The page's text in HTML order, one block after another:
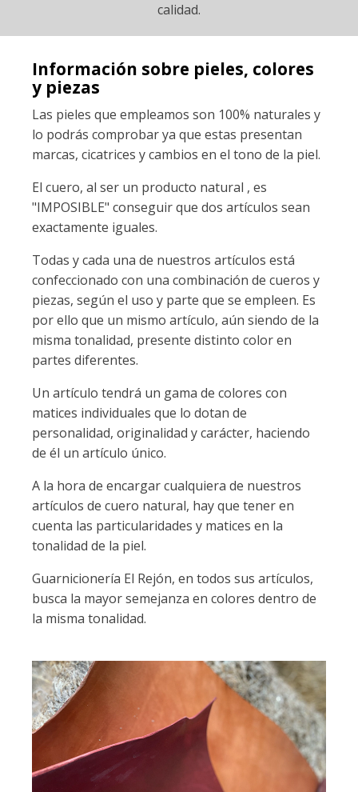
calidad.
Información sobre pieles, colores
y piezas
Las pieles que empleamos son 100% naturales y
lo podrás comprobar ya que estas presentan
marcas, cicatrices y cambios en el tono de la piel.
El cuero, al ser un producto natural , es
"IMPOSIBLE" conseguir que dos artículos sean
exactamente iguales.
Todas y cada una de nuestros artículos está
confeccionado con una combinación de cueros y
piezas, según el uso y parte que se empleen. Es
por ello que un mismo artículo, aún siendo de la
misma tonalidad, presente distinto color en
partes diferentes.
Un artículo tendrá un gama de colores con
matices individuales que lo dotan de
personalidad, originalidad y carácter, haciendo
de él un artículo único.
A la hora de encargar cualquiera de nuestros
artículos de cuero natural, hay que tener en
cuenta las particularidades y matices en la
tonalidad de la piel.
Guarnicionería El Rejón, en todos sus artículos,
busca la mayor semejanza en colores dentro de
la misma tonalidad.